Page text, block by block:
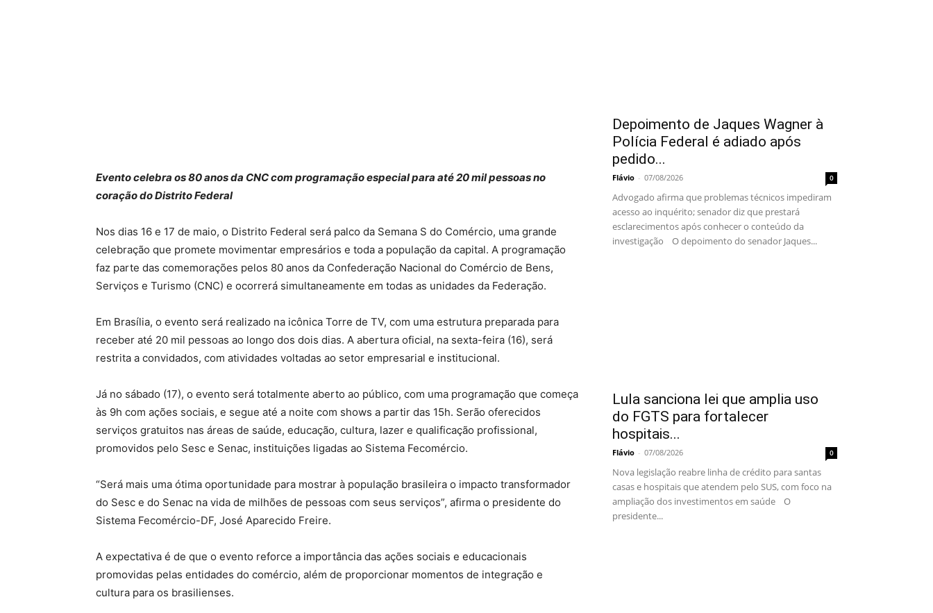
Evento celebra os 80 anos da CNC com programação especial para até 20 mil pessoas no
coração do Distrito Federal
Nos dias 16 e 17 de maio, o Distrito Federal será palco da Semana S do Comércio, uma grande
celebração que promete movimentar empresários e toda a população da capital. A programação
faz parte das comemorações pelos 80 anos da Confederação Nacional do Comércio de Bens,
Serviços e Turismo (CNC) e ocorrerá simultaneamente em todas as unidades da Federação.
Em Brasília, o evento será realizado na icônica Torre de TV, com uma estrutura preparada para
receber até 20 mil pessoas ao longo dos dois dias. A abertura oficial, na sexta-feira (16), será
restrita a convidados, com atividades voltadas ao setor empresarial e institucional.
Já no sábado (17), o evento será totalmente aberto ao público, com uma programação que começa
às 9h com ações sociais, e segue até a noite com shows a partir das 15h. Serão oferecidos
serviços gratuitos nas áreas de saúde, educação, cultura, lazer e qualificação profissional,
promovidos pelo Sesc e Senac, instituições ligadas ao Sistema Fecomércio.
“Será mais uma ótima oportunidade para mostrar à população brasileira o impacto transformador
do Sesc e do Senac na vida de milhões de pessoas com seus serviços”, afirma o presidente do
Sistema Fecomércio-DF, José Aparecido Freire.
A expectativa é de que o evento reforce a importância das ações sociais e educacionais
promovidas pelas entidades do comércio, além de proporcionar momentos de integração e
cultura para os brasilienses.
Depoimento de Jaques Wagner à
Polícia Federal é adiado após
pedido...
Flávio - 07/08/2026 0
Advogado afirma que problemas técnicos impediram
acesso ao inquérito; senador diz que prestará
esclarecimentos após conhecer o conteúdo da
investigação O depoimento do senador Jaques...
Lula sanciona lei que amplia uso
do FGTS para fortalecer
hospitais...
Flávio - 07/08/2026 0
Nova legislação reabre linha de crédito para santas
casas e hospitais que atendem pelo SUS, com foco na
ampliação dos investimentos em saúde O
presidente...